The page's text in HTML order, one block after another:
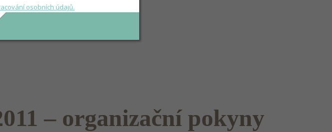
– organizační pokyny
osobních údajů.